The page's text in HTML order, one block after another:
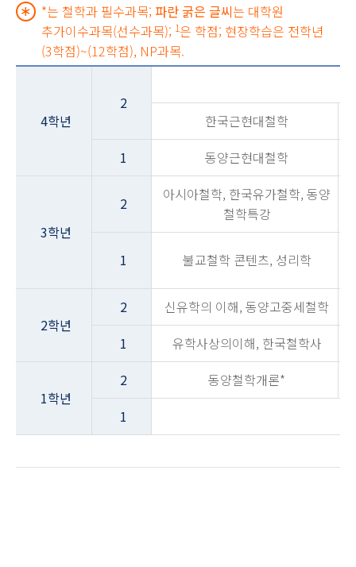
*는 철학과 필수과목; 파란 굵은 글씨는 대학원
추가이수과목(선수과목); 1은 학점; 현장학습은 전학년
(3학점)~(12학점), NP과목.
4학년
2
한국근현대철학
1
동양근현대철학
3학년
2
아시아철학, 한국유가철학, 동양
철학특강
1 불교철학 콘텐츠, 성리학
2학년
2
신유학의 이해, 동양고중세철학
1
유학사상의이해, 한국철학사
1학년
2
동양철학개론*
1